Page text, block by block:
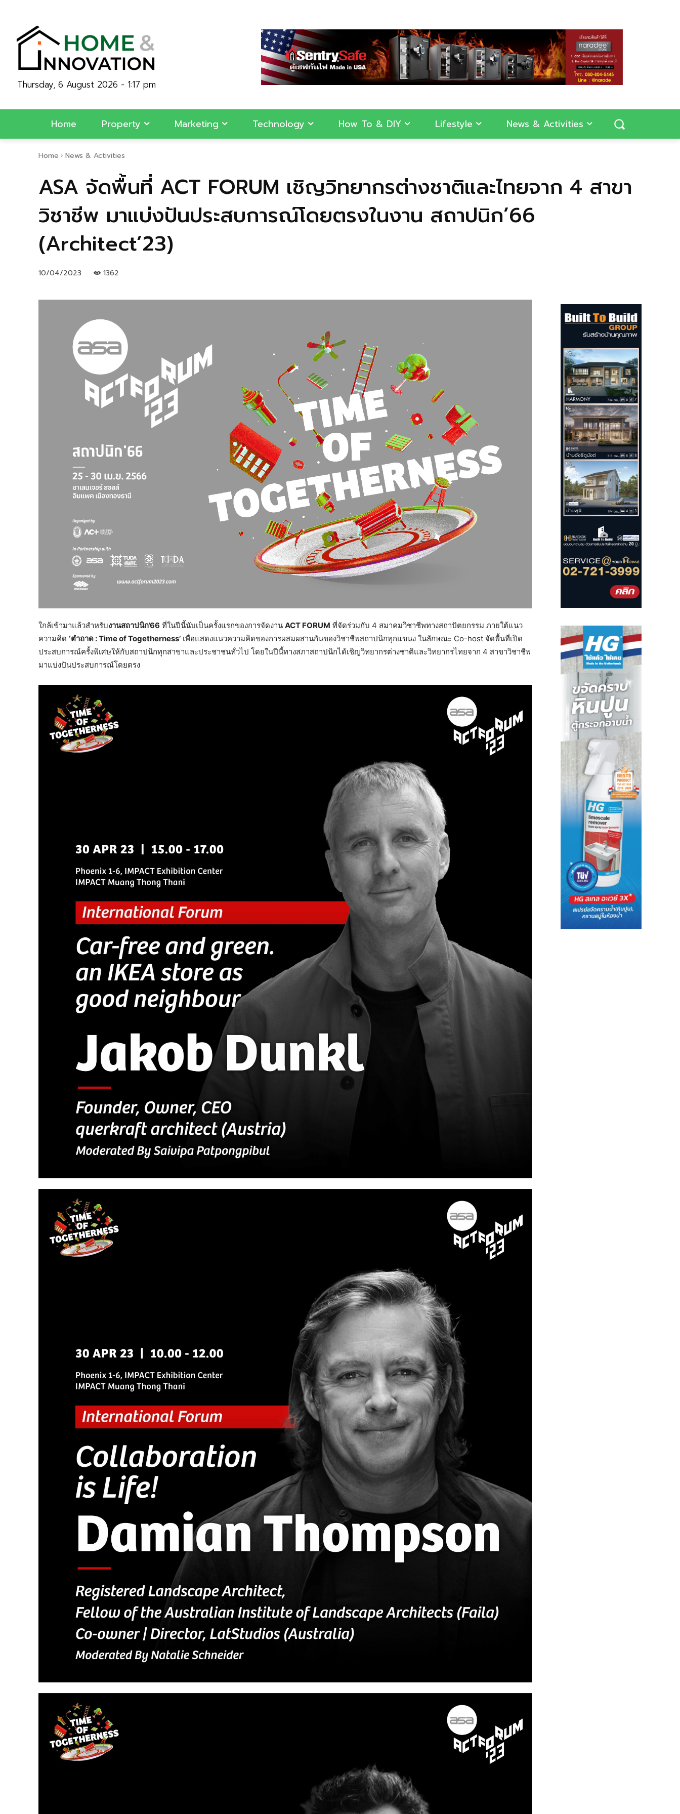
Thursday, 6 August 2026 - 1:17 pm
Home Property Marketing Technology How To & DIY Lifestyle News & Activities
Home News & Activities
ASA จัดพื้นที่ ACT FORUM เชิญวิทยากรต่างชาติและไทยจาก 4 สาขา
วิชาชีพ มาแบ่งปันประสบการณ์โดยตรงในงาน สถาปนิก’66
(Architect’23)
10/04/2023 1362
ใกล้เข้ามาแล้วสำหรับงานสถาปนิก’66 ที่ในปีนี้นับเป็นครั้งแรกของการจัดงาน ACT FORUM ที่จัดร่วมกับ 4 สมาคมวิชาชีพทางสถาปัตยกรรม ภายใต้แนว
ความคิด ‘ตำถาด : Time of Togetherness’ เพื่อแสดงแนวความคิดของการผสมผสานกันของวิชาชีพสถาปนิกทุกแขนง ในลักษณะ Co-host จัดพื้นที่เปิด
ประสบการณ์ครั้งพิเศษให้กับสถาปนิกทุกสาขาและประชาชนทั่วไป โดยในปีนี้ทางสภาสถาปนิกได้เชิญวิทยากรต่างชาติและวิทยากรไทยจาก 4 สาขาวิชาชีพ
มาแบ่งปันประสบการณ์โดยตรง